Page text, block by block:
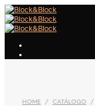
HOME / CATÁLOGO /